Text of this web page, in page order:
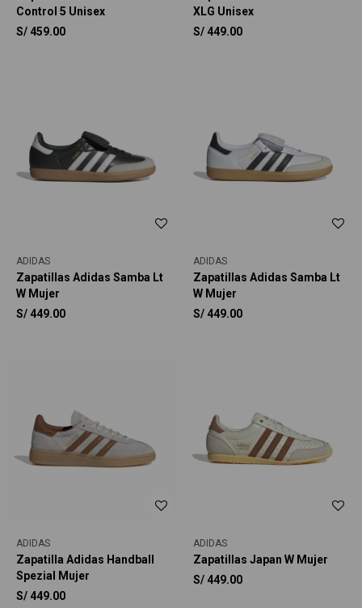
Control 5 Unisex
S/ 459.00
XLG Unisex
S/ 449.00
ADIDAS
Zapatillas Adidas Samba Lt
W Mujer
S/ 449.00
ADIDAS
Zapatillas Adidas Samba Lt
W Mujer
S/ 449.00
ADIDAS
Zapatilla Adidas Handball
Spezial Mujer
S/ 449.00
ADIDAS
Zapatillas Japan W Mujer
S/ 449.00